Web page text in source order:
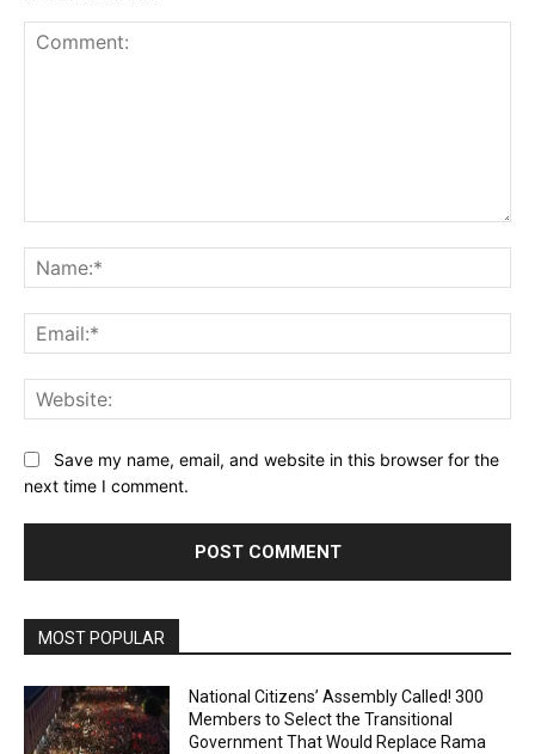
Save my name, email, and website in this browser for the
next time I comment.
MOST POPULAR
National Citizens’ Assembly Called! 300
Members to Select the Transitional
Government That Would Replace Rama